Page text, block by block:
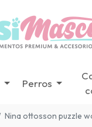
Perros
Nina ottosson puzzle